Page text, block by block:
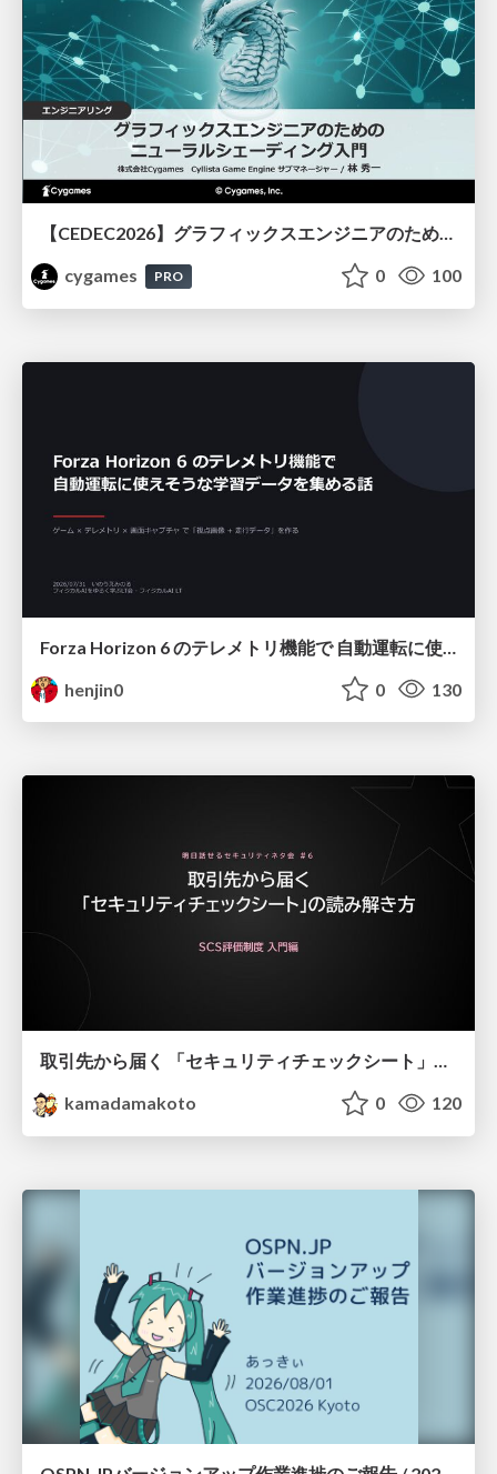
【CEDEC2026】グラフィックスエンジニアのためのニューラルシェーディング入門
cygames
PRO 0 100
henjin0
0 130
取引先から届く 「セキュリティチェックシート」の読み解き方
kamadamakoto
0 120